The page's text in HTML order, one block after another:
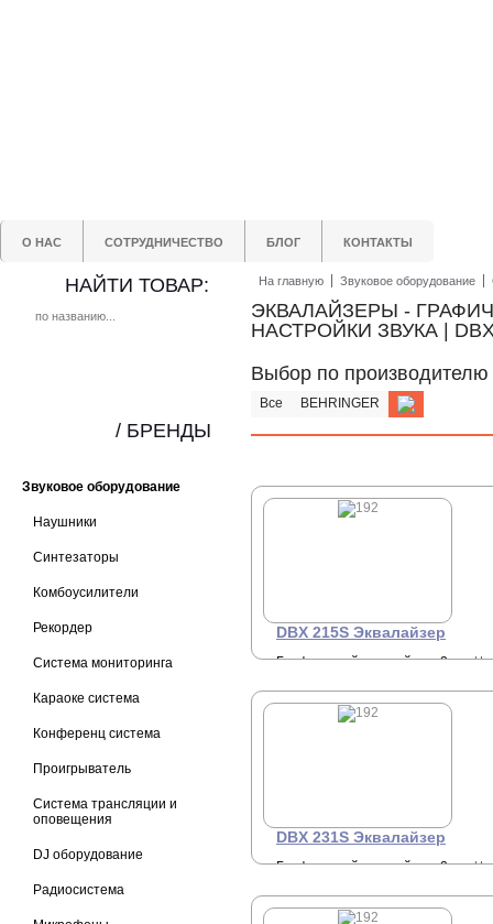
О НАС СОТРУДНИЧЕСТВО БЛОГ КОНТАКТЫ
НАЙТИ ТОВАР:
Звуковое оборудование
Наушники
Синтезаторы
Комбоусилители
Рекордер
Система мониторинга
Караоке система
Конференц система
Проигрыватель
Система трансляции и
оповещения
DJ оборудование
Радиосистема
/ БРЕНДЫ
На главную Звуковое оборудование
ЭКВАЛАЙЗЕРЫ -
НАСТРОЙКИ ЗВУКА |
Выбор по производителю
Все BEHRINGER
DBX 215S Эквалайзер
Графический эквалайзер, 2-
полос, Вх/вых - XLR, 1/4"
TRS.
DBX 231S Эквалайзер
Графический эквалайзер, 2-
полоса, Вх/вых - XLR, 1/4"
TRS.